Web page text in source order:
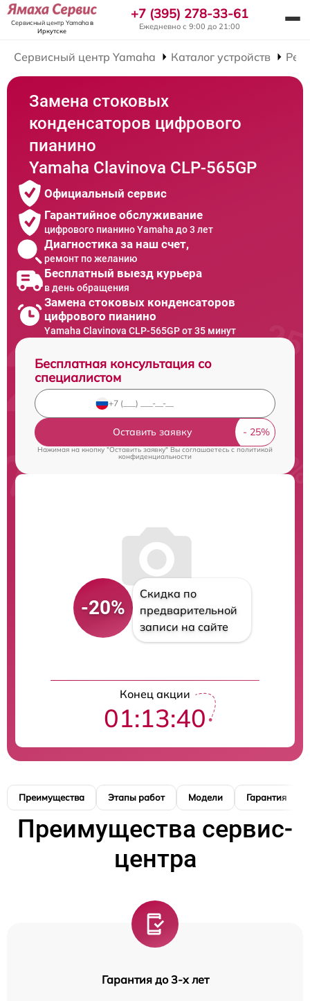
Сервисный центр Yamahaв
Иркутске
+7 (395) 278-33-61
Ежедневно с 9:00 до 21:00
Сервисный центр Yamaha Каталог устройств
Замена стоковых
конденсаторов цифрового
пианино
Yamaha Clavinova CLP-565GP
Официальный сервис
Гарантийное обслуживание
цифрового пианино Yamaha до 3 лет
Диагностика за наш счет,
ремонт по желанию
Бесплатный выезд курьера
в день обращения
Замена стоковых конденсаторов
цифрового пианино
Yamaha Clavinova CLP-565GP от 35 минут
Бесплатная консультация со
специалистом
Оставить заявку
Нажимая на кнопку "Оставить заявку" Вы соглашаетесь cполитикой
конфиденциальности
-20%
Скидка по
предварительной
записи на сайте
Конец акции
01:13:39
Преимущества Этапы работ Модели Гарантия
Преимущества сервис-
центра
Гарантия до 3-х лет